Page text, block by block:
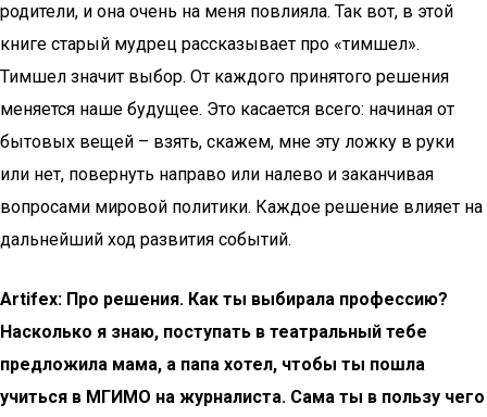
родители, и она очень на меня повлияла. Так вот, в этой
книге старый мудрец рассказывает про «тимшел».
Тимшел значит выбор. От каждого принятого решения
меняется наше будущее. Это касается всего: начиная от
бытовых вещей – взять, скажем, мне эту ложку в руки
или нет, повернуть направо или налево и заканчивая
вопросами мировой политики. Каждое решение влияет на
дальнейший ход развития событий.
Artifex: Про решения. Как ты выбирала профессию?
Насколько я знаю, поступать в театральный тебе
предложила мама, а папа хотел, чтобы ты пошла
учиться в МГИМО на журналиста. Сама ты в пользу чего